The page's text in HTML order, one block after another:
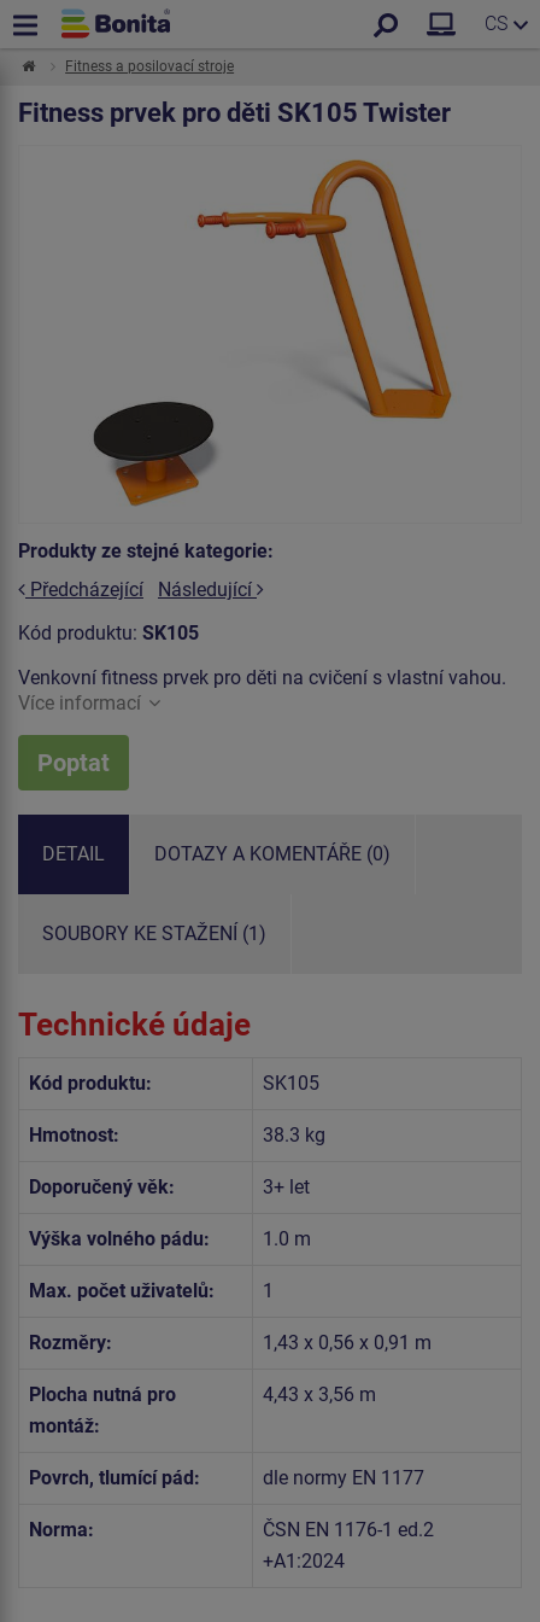
CS
Fitness a posilovací stroje
Fitness prvek pro děti SK105 Twister
Produkty ze stejné kategorie:
Předcházející
Následující
Kód produktu: SK105
Venkovní fitness prvek pro děti na cvičení s vlastní vahou.
Více informací
Poptat
DETAIL DOTAZY A KOMENTÁŘE (0)
SOUBORY KE STAŽENÍ (1)
Technické údaje
Kód produktu: SK105
Hmotnost: 38.3 kg
Doporučený věk: 3+ let
Výška volného pádu: 1.0 m
Max. počet uživatelů: 1
Rozměry: 1,43 x 0,56 x 0,91 m
Plocha nutná pro
montáž:
4,43 x 3,56 m
Povrch, tlumící pád: dle normy EN 1177
Norma:
ČSN EN 1176-1 ed.2
+A1:2024